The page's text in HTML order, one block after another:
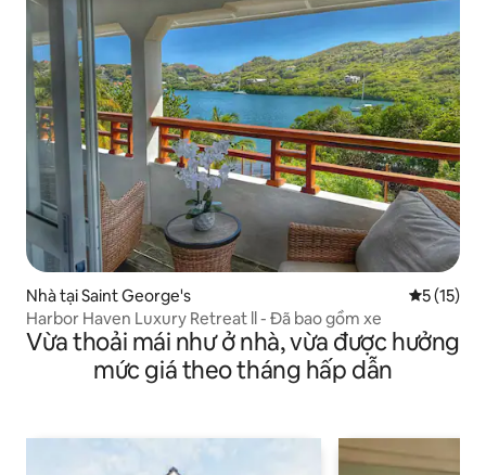
Nhà tại Saint George's Xếp hạng
5 (15)
Harbor Haven Luxury Retreat ll - Đã bao gồm xe
Vừa thoải mái như ở nhà, vừa được hưởng
mức giá theo tháng hấp dẫn